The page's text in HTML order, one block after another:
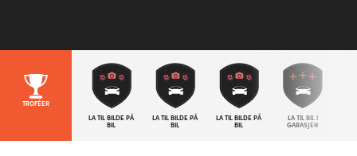
TROFÉER
LA TIL BILDE PÅ
BIL
LA TIL BILDE PÅ
BIL
LA TIL BILDE PÅ
BIL
LA TIL BIL I
GARASJEN